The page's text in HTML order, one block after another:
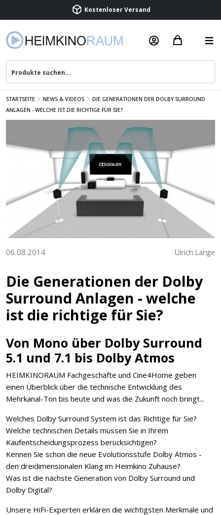
Kostenloser Versand
Beratung & Service
STARTSEITE NEWS & VIDEOS
DIE GENERATIONEN DER DOLBY SURROUND
ANLAGEN - WELCHE IST DIE RICHTIGE FÜR SIE?
06.08.2014 Ulrich Lange
Die Generationen der Dolby
Surround Anlagen - welche
ist die richtige für Sie?
Von Mono über Dolby Surround
5.1 und 7.1 bis Dolby Atmos
HEIMKINORAUM Fachgeschäfte und Cine4Home geben
einen Überblick über die technische Entwicklung des
Mehrkanal-Ton bis heute und was die Zukunft noch bringt...
Welches Dolby Surround System ist das Richtige für Sie?
Welche technischen Details müssen Sie in Ihrem
Kaufentscheidungsprozess berücksichtigen?
Kennen Sie schon die neue Evolutionsstufe Dolby Atmos -
den dreidimensionalen Klang im Heimkino Zuhause?
Was ist die nächste Generation von Dolby Surround und
Dolby Digital?
Unsere HiFi-Experten erklären die wichtigsten Merkmale und